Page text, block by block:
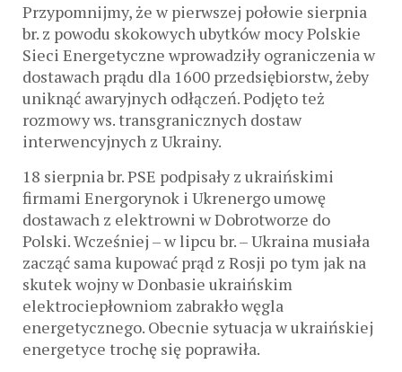
Przypomnijmy, że w pierwszej połowie sierpnia
br. z powodu skokowych ubytków mocy Polskie
Sieci Energetyczne wprowadziły ograniczenia w
dostawach prądu dla 1600 przedsiębiorstw, żeby
uniknąć awaryjnych odłączeń. Podjęto też
rozmowy ws. transgranicznych dostaw
interwencyjnych z Ukrainy.
18 sierpnia br. PSE podpisały z ukraińskimi
firmami Energorynok i Ukrenergo umowę
dostawach z elektrowni w Dobrotworze do
Polski. Wcześniej – w lipcu br. – Ukraina musiała
zacząć sama kupować prąd z Rosji po tym jak na
skutek wojny w Donbasie ukraińskim
elektrociepłowniom zabrakło węgla
energetycznego. Obecnie sytuacja w ukraińskiej
energetyce trochę się poprawiła.